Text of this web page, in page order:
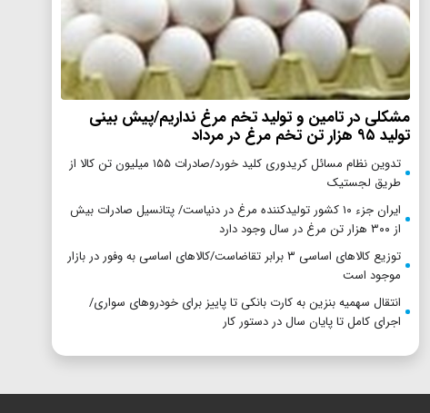
مشکلی در تامین و تولید تخم مرغ نداریم/پیش بینی
تولید ۹۵ هزار تن تخم مرغ در مرداد
تدوین نظام مسائل کریدوری کلید خورد/صادرات ۱۵۵ میلیون تن کالا از
طریق لجستیک
ایران جزء ۱۰ کشور تولیدکننده مرغ در دنیاست/ پتانسیل صادرات بیش
از ۳۰۰ هزار تن مرغ در سال وجود دارد
توزیع کالاهای اساسی ۳ برابر تقاضاست/کالاهای اساسی به وفور در بازار
موجود است
انتقال سهمیه بنزین به کارت بانکی تا پاییز برای خودروهای سواری/
اجرای کامل تا پایان سال در دستور کار